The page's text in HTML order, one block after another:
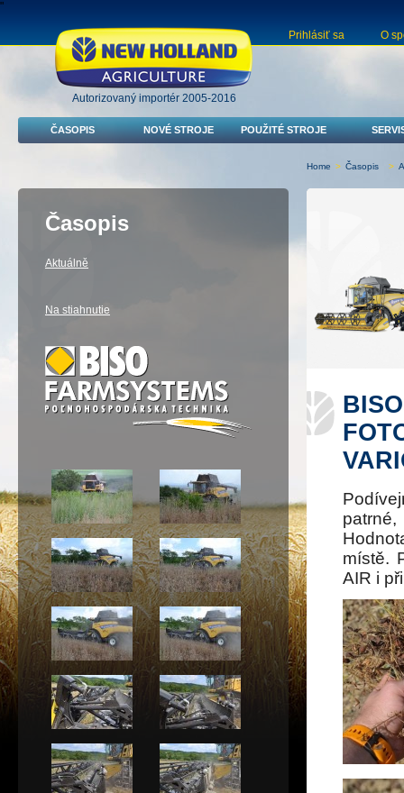
"
Autorizovaný importér 2005-2016
Prihlásiť sa O
ČASOPIS NOVÉ STROJE POUŽITÉ STROJE
Home > Časopis >
místě.
AIR i
Časopis
Aktuálně
Na stiahnutie